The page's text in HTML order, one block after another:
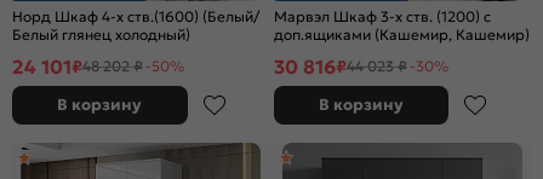
Норд Шкаф 4-х ств.(1600) (Белый/
Белый глянец холодный)
24 101₽48 202 ₽ -50%
В корзину
Марвэл Шкаф 3-х ств. (1200) с
доп.ящиками (Кашемир, Кашемир)
30 816₽44 023 ₽ -30%
В корзину